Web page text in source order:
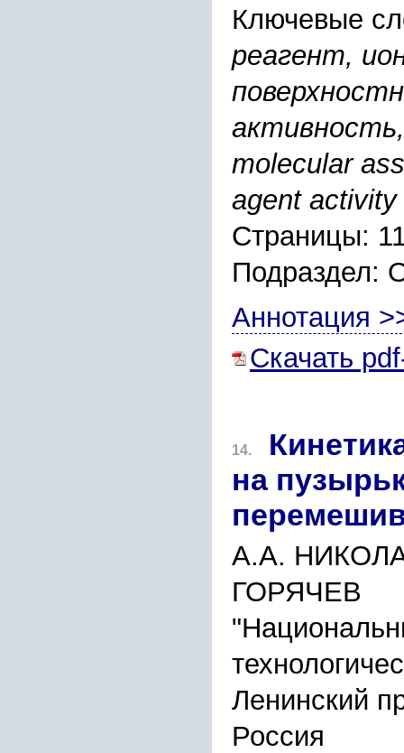
Ключевые
реагент,
molecular
agent activity
Страницы:
Подраздел:
Аннотация
Скачать
14.
на
А.А.
ГОРЯЧЕВ
Ленинский
Россия